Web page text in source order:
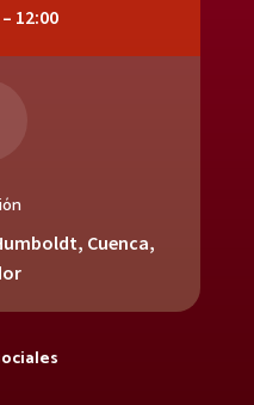
12:00
Cuenca,